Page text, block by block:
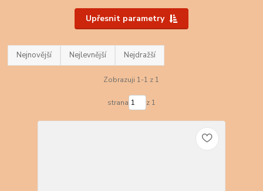
Upřesnit parametry
Nejnovější Nejlevnější Nejdražší
Zobrazuji 1-1 z 1
strana z 1